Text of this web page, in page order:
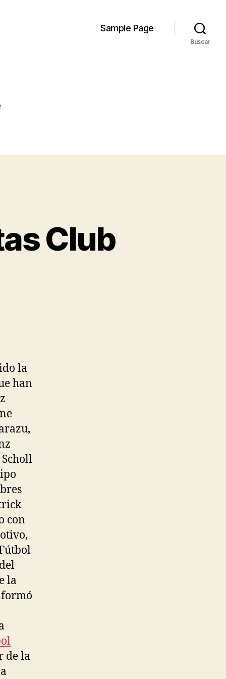
Sample Page
Buscar
Club
la
han
con
la
de la